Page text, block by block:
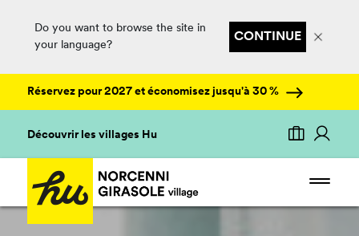
Do you want to browse the site in
your language?
CONTINUE
Réservez pour 2027 et économisez jusqu'à 30 %
Découvrir les villages Hu